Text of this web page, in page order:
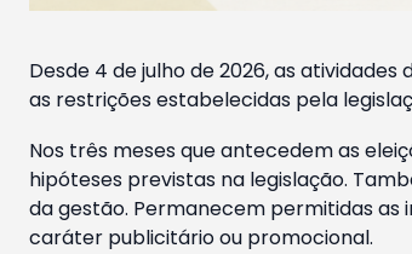
Desde 4 de julho de 2026, as
as restrições estabelecidas pela
Nos três meses que antecedem as
hipóteses previstas na legislação.
da gestão. Permanecem permitidas
caráter publicitário ou promocional.